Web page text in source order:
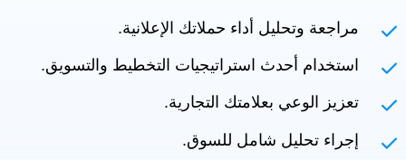
مراجعة وتحليل أداء حملاتك الإعلانية.
استخدام أحدث استراتيجيات التخطيط والتسويق.
تعزيز الوعي بعلامتك التجارية.
إجراء تحليل شامل للسوق.